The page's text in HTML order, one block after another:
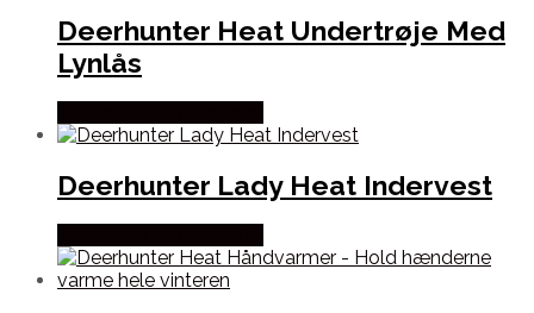
Deerhunter Heat Undertrøje Med
Lynlås
Deerhunter Lady Heat Indervest